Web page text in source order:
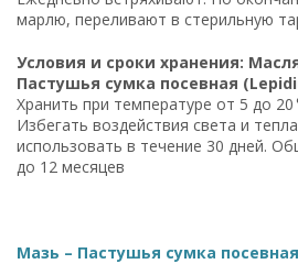
марлю, переливают в стерильную
Условия и сроки хранения:
Пастушья сумка посевная
Хранить при температуре от 5 до
Избегать воздействия света и
использовать в течение 30 дней.
до 12 месяцев
Мазь – Пастушья сумка